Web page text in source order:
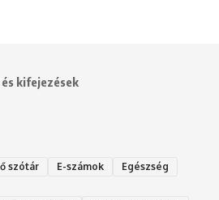
kifejezések
szótár E-számok
Egészség